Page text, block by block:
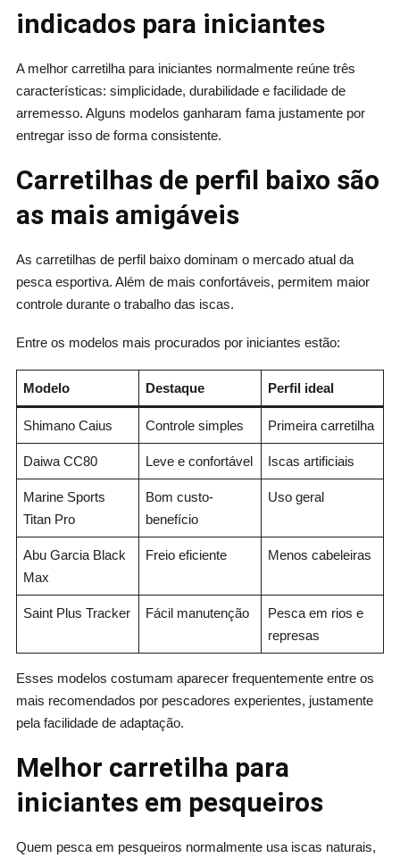
indicados para iniciantes
A melhor carretilha para iniciantes normalmente reúne três
características: simplicidade, durabilidade e facilidade de
arremesso. Alguns modelos ganharam fama justamente por
entregar isso de forma consistente.
Carretilhas de perfil baixo são
as mais amigáveis
As carretilhas de perfil baixo dominam o mercado atual da
pesca esportiva. Além de mais confortáveis, permitem maior
controle durante o trabalho das iscas.
Entre os modelos mais procurados por iniciantes estão:
Modelo Destaque Perfil ideal
Shimano Caius Controle simples Primeira carretilha
Daiwa CC80 Leve e confortável Iscas artificiais
Marine Sports
Titan Pro
Bom custo-
benefício
Uso geral
Abu Garcia Black
Max
Freio eficiente Menos cabeleiras
Saint Plus Tracker Fácil manutenção
Pesca em rios e
represas
Esses modelos costumam aparecer frequentemente entre os
mais recomendados por pescadores experientes, justamente
pela facilidade de adaptação.
Melhor carretilha para
iniciantes em pesqueiros
Quem pesca em pesqueiros normalmente usa iscas naturais,